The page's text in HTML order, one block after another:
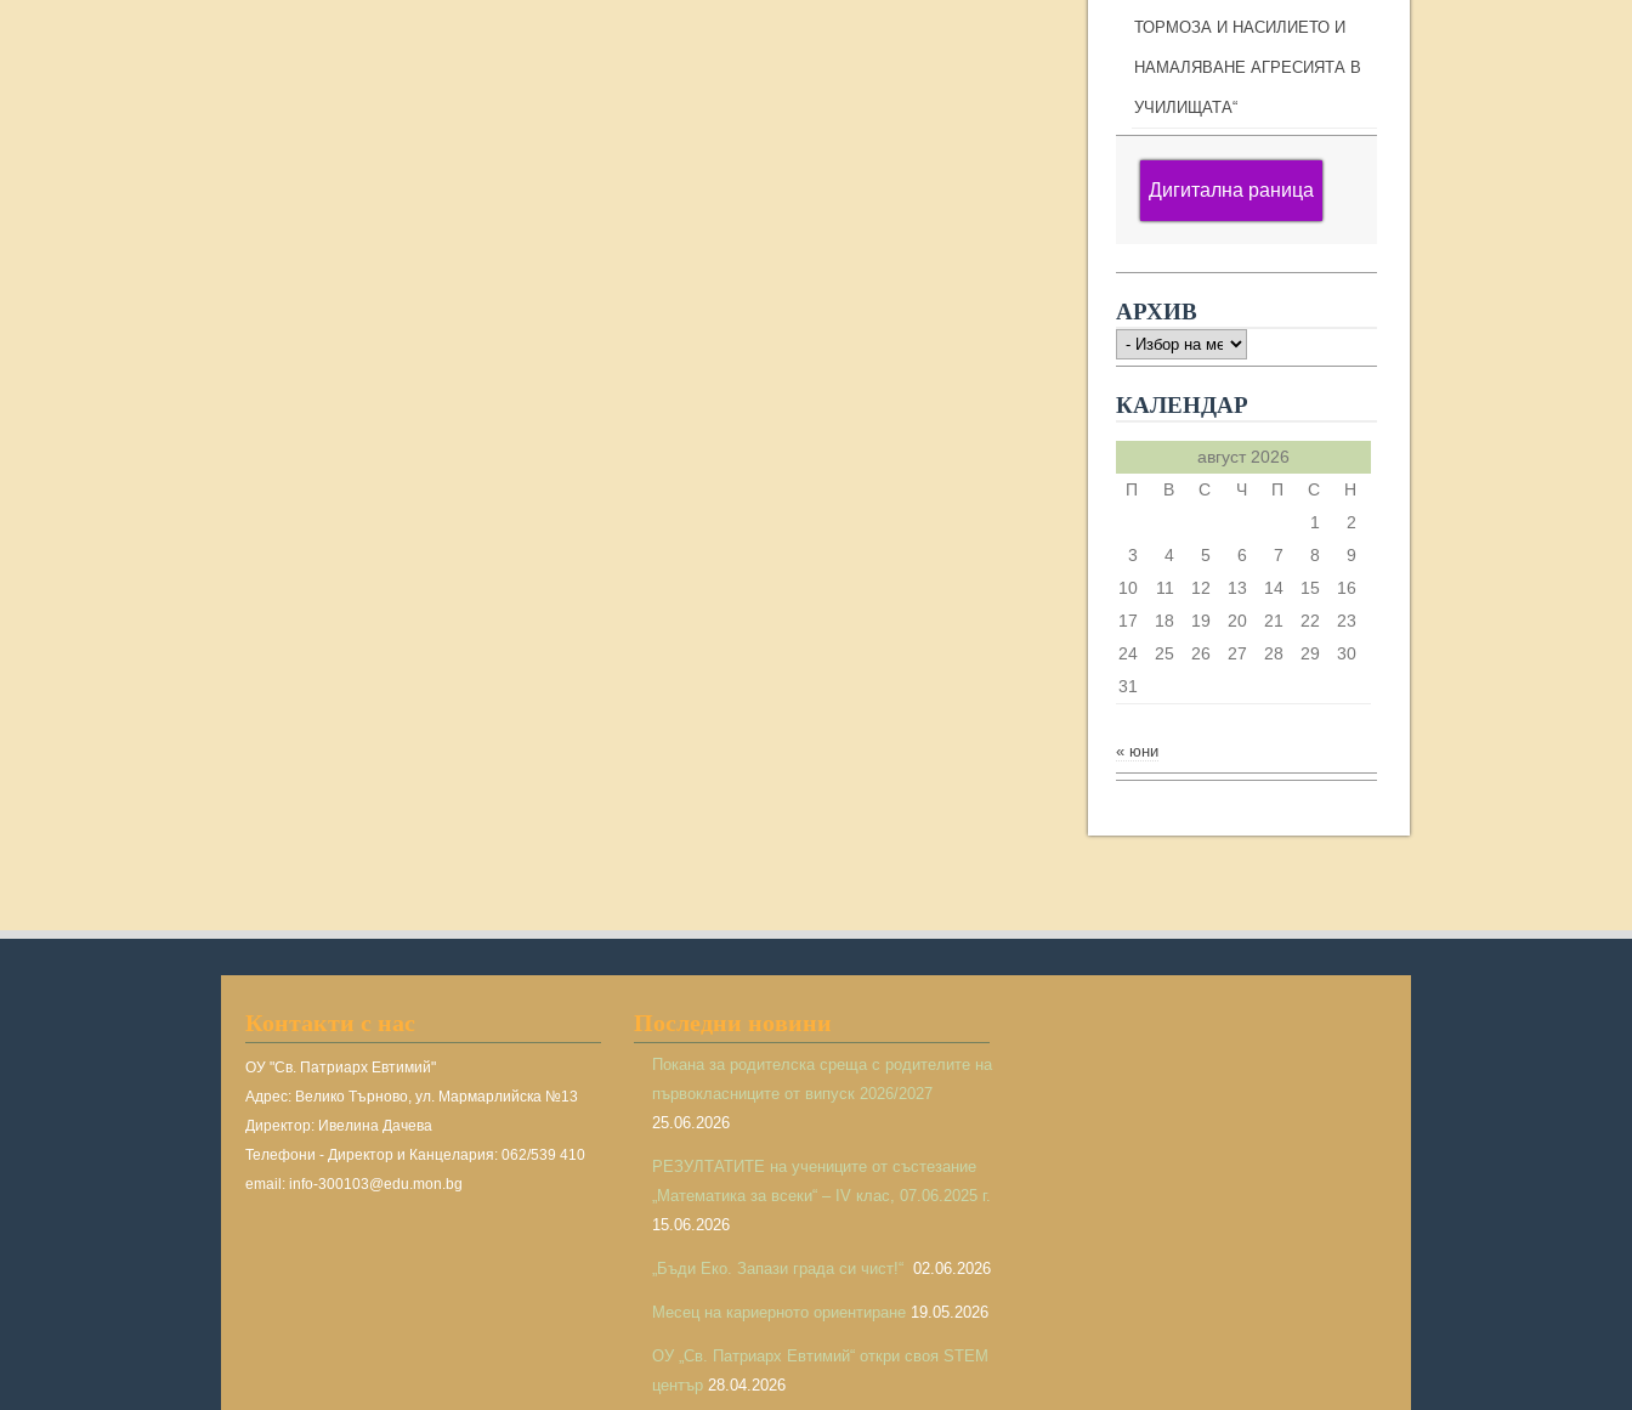
ТОРМОЗА И НАСИЛИЕТО И
НАМАЛЯВАНЕ АГРЕСИЯТА В
УЧИЛИЩАТА“
Дигитална раница
АРХИВ
АРХИВ
КАЛЕНДАР
август 2026
П
В С Ч П С
Н
1
2
3
4 5 6 7 8
9
10
11 12 13 14 15
16
17
18 19 20 21 22
23
24
25 26 27 28 29
30
31
« юни
Контакти с нас
ОУ "Св. Патриарх Евтимий"
Адрес: Велико Търново, ул. Мармарлийска №13
Директор: Ивелина Дачева
Телефони - Директор и Канцелария: 062/539 410
email: info-300103@edu.mon.bg
Последни новини
Покана за родителска среща с родителите на
първокласниците от випуск 2026/2027
25.06.2026
РЕЗУЛТАТИТЕ на учениците от състезание
„Математика за всеки“ – IV клас, 07.06.2025 г.
15.06.2026
„Бъди Еко. Запази града си чист!“ 02.06.2026
Месец на кариерното ориентиране 19.05.2026
ОУ „Св. Патриарх Евтимий“ откри своя STEM
център 28.04.2026